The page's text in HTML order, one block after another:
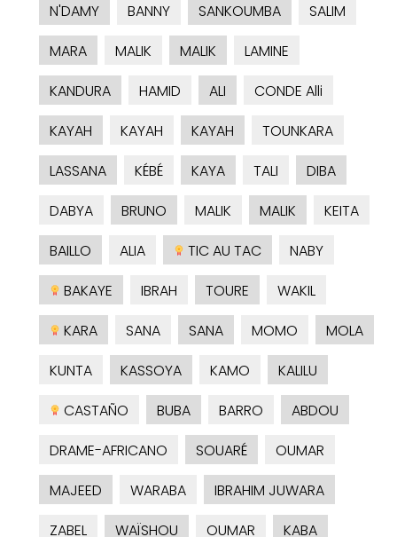
N'DAMY
BANNY SANKOUMBA
SALIM
MARA
MALIK MALIK
LAMINE
KANDURA
HAMID ALI
CONDE Alli
KAYAH
KAYAH KAYAH
TOUNKARA
LASSANA
KÉBÉ KAYA TALI
DIBA
DABYA
BRUNO MALIK MALIK
KEITA
BAILLO
ALIA TIC AU TAC
NABY
BAKAYE
IBRAH TOURE
WAKIL
KARA
SANA SANA MOMO
MOLA
KUNTA
KASSOYA KAMO
KALILU
CASTAÑO
BUBA BARRO
ABDOU
DRAME-AFRICANO
SOUARÉ
OUMAR
MAJEED
WARABA
IBRAHIM JUWARA
ZABEL
WAÏSHOU OUMAR
KABA